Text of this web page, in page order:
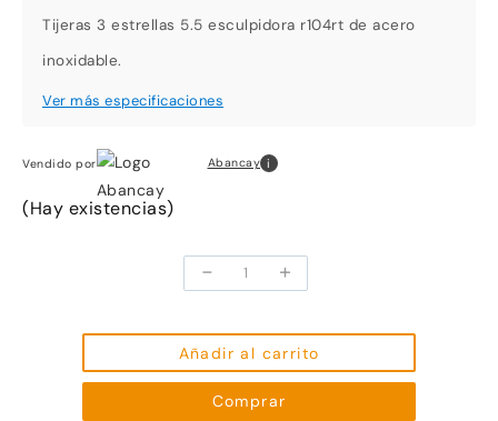
Tijeras 3 estrellas 5.5 esculpidora r104rt de acero
inoxidable.
Vendido por Abancay i
(Hay existencias)
-
Tijeras
3
5.5
Esculpidora
R104Rt
+
Añadir al carrito
Comprar